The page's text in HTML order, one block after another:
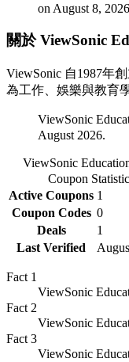
on August 8,
關於 ViewSonic
ViewSonic 自1987年
為工作、娛樂與教育
ViewSonic
August 2026.
ViewSonic
Coupon
Active Coupons 1
Coupon Codes 0
Deals
1
Last Verified
Fact 1
ViewSonic
Fact 2
ViewSonic
Fact 3
ViewSonic